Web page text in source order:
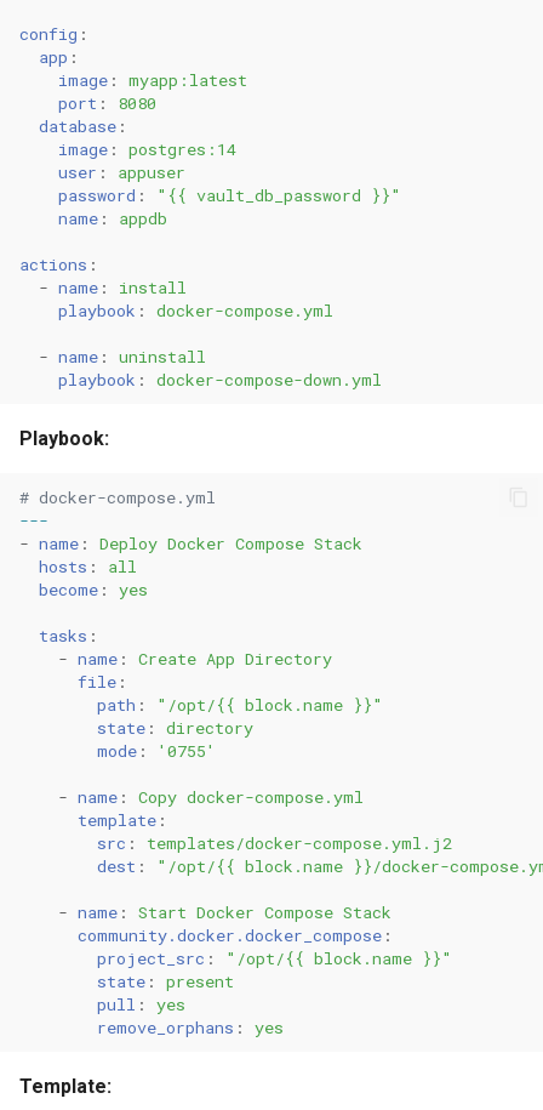
config :
app :
image :
myapp:latest
port :
8080
database :
image :
postgres:14
user :
appuser
password : "{{ vault_db_password
}}"
name : appdb
actions :
- name :
install
playbook : docker-compose.yml
- name :
uninstall
playbook : docker-compose-down.yml
Playbook:
# docker-compose.yml
---
- name :
Deploy Docker Compose Stack
hosts :
all
become : yes
tasks :
- name :
Create App Directory
file :
path : "/opt/{{ block.name }}"
state :
directory
mode : '0755'
- name :
Copy docker-compose.yml
template :
src :
templates/docker-compose.yml.j2
dest : "/opt/{{ block.name }}/docker-
- name :
Start Docker Compose Stack
community.docker.docker_compose :
project_src : "/opt/{{ block.name }}"
state :
present
pull :
yes
remove_orphans : yes
Template: